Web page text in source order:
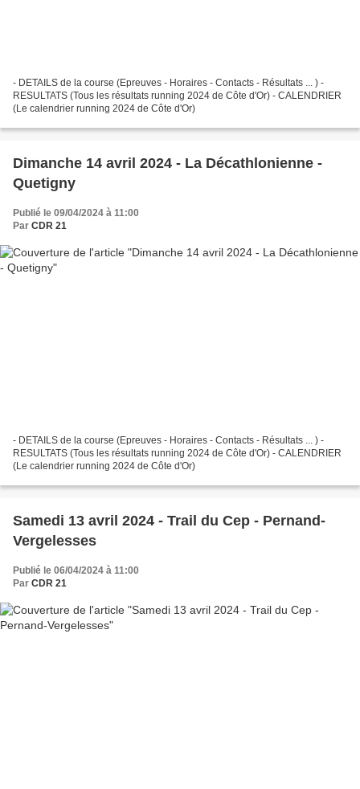
- DETAILS de la course (Epreuves - Horaires - Contacts - Résultats ... ) -
RESULTATS (Tous les résultats running 2024 de Côte d'Or) - CALENDRIER
(Le calendrier running 2024 de Côte d'Or)
Dimanche 14 avril 2024 - La Décathlonienne -
Quetigny
Publié le 09/04/2024 à 11:00
Par CDR 21
- DETAILS de la course (Epreuves - Horaires - Contacts - Résultats ... ) -
RESULTATS (Tous les résultats running 2024 de Côte d'Or) - CALENDRIER
(Le calendrier running 2024 de Côte d'Or)
Samedi 13 avril 2024 - Trail du Cep - Pernand-
Vergelesses
Publié le 06/04/2024 à 11:00
Par CDR 21